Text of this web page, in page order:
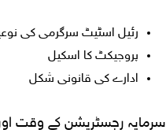
رئیل اسٹیٹ سرگرمی کی
پروجیکٹ کا اسکیل
ادارے کی قانونی شکل
سرمایہ رجسٹریشن کے وقت اور